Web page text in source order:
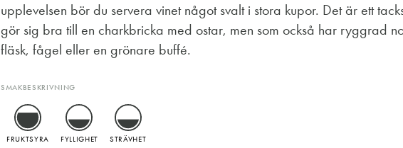
upplevelsen bör du servera vinet något svalt i stora kupor. Det är ett
gör sig bra till en charkbricka med ostar, men som också har ryggrad
fläsk, fågel eller en grönare buffé.
SMAKBESKRIVNING
FRUKTSYRA FYLLIGHET STRÄVHET